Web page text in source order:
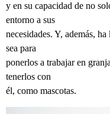
y en su capacidad de no
entorno a sus
necesidades. Y, además,
sea para
ponerlos a trabajar en
tenerlos con
él, como mascotas.